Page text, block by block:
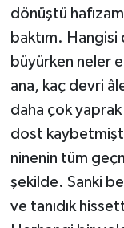
dönüştü
baktım. Hangisi
büyürken neler
ana, kaç devri
daha çok
dost
ninenin tüm
şekilde. Sanki
ve tanıdık